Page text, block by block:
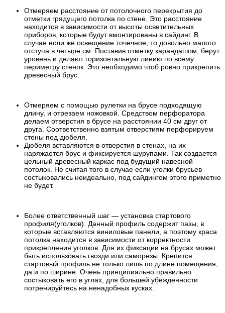
Отмеряем расстояние от потолочного перекрытия до
отметки грядущего потолка по стене. Это расстояние
находится в зависимости от высоты осветительных
приборов, которые будут вмонтированы в сайдинг. В
случае если же освещение точечное, то довольно малого
отступа в четыре см. Поставив отметку карандашом, берут
уровень и делают горизонтальную линию по всему
периметру стенок. Это необходимо чтоб ровно прикрепить
древесный брус.
Отмеряем с помощью рулетки на брусе подходящую
длину, и отрезаем ножовкой. Средством перфоратора
делаем отверстия в брусе на расстоянии 40 см друг от
друга. Соответственно взятым отверстиям перфорируем
стены под дюбеля.
Дюбеля вставляются в отверстия в стенах, на их
наряжается брус и фиксируется шурупами. Так создается
цельный древесный каркас под будущий навесной
потолок. Не считая того в случае если уголки брусьев
состыковались неидеально, под сайдингом этого приметно
не будет.
Более ответственный шаг — установка стартового
профиля(уголков). Данный профиль содержит пазы, в
которые вставляются виниловые панели, а поэтому краса
потолка находится в зависимости от корректности
прикрепления уголков. Для их фиксации на брусах может
быть использовать гвозди или саморезы. Крепится
стартовый профиль не только лишь по длине помещения,
да и по ширине. Очень принципиально правильно
состыковать его в углах, для большей убежденности
потренируйтесь на ненадобных кусках.